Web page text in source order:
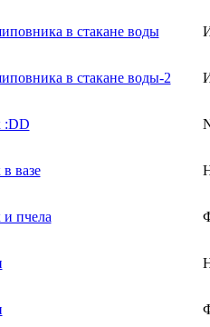
в стакане воды
в стакане воды-2
:DD
вазе
и пчела